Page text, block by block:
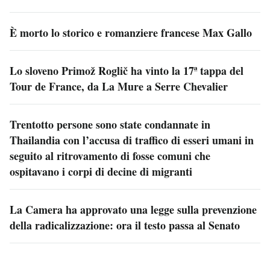
È morto lo storico e romanziere francese Max Gallo
Lo sloveno Primož Roglič ha vinto la 17ª tappa del
Tour de France, da La Mure a Serre Chevalier
Trentotto persone sono state condannate in
Thailandia con l’accusa di traffico di esseri umani in
seguito al ritrovamento di fosse comuni che
ospitavano i corpi di decine di migranti
La Camera ha approvato una legge sulla prevenzione
della radicalizzazione: ora il testo passa al Senato